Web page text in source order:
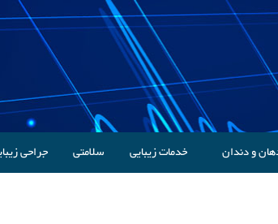
و دندان خدمات زیبایی سلامتی جراحی